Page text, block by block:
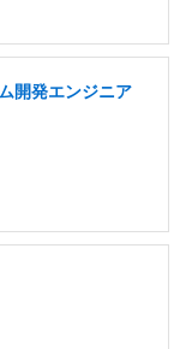
開発エンジニア